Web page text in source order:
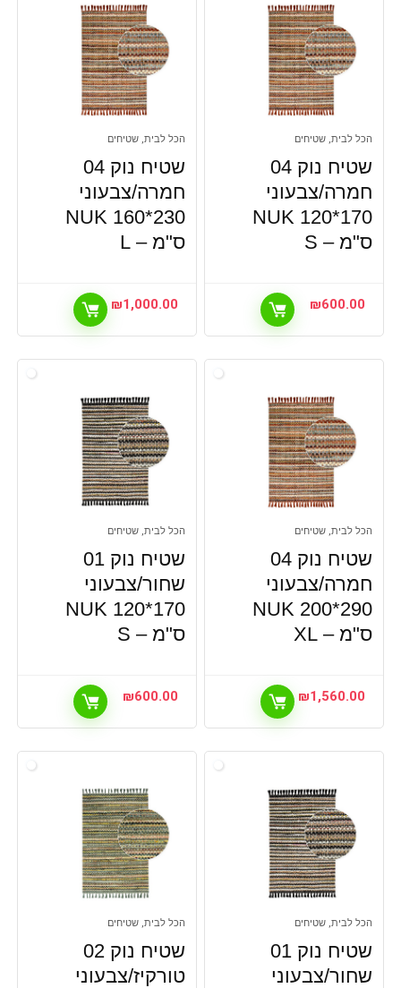
הכל לבית, שטיחים
שטיח נוק 04
חמרה/צבעוני
NUK 120*170
ס"מ – S
₪600.00
הכל לבית, שטיחים
שטיח נוק 04
חמרה/צבעוני
NUK 160*230
ס"מ – L
₪1,000.00
הכל לבית, שטיחים
שטיח נוק 04
חמרה/צבעוני
NUK 200*290
ס"מ – XL
₪1,560.00
הכל לבית, שטיחים
שטיח נוק 01
שחור/צבעוני
NUK 120*170
ס"מ – S
₪600.00
הכל לבית, שטיחים
שטיח נוק 01
שחור/צבעוני
הכל לבית, שטיחים
שטיח נוק 02
טורקיז/צבעוני